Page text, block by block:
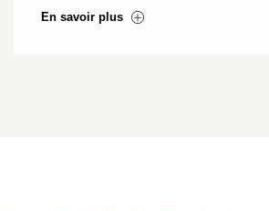
En savoir plus